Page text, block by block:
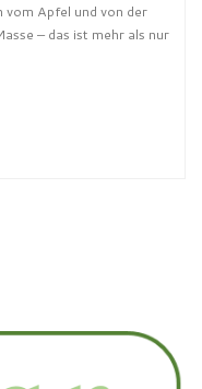
vom Apfel und von der
– das ist mehr als nur